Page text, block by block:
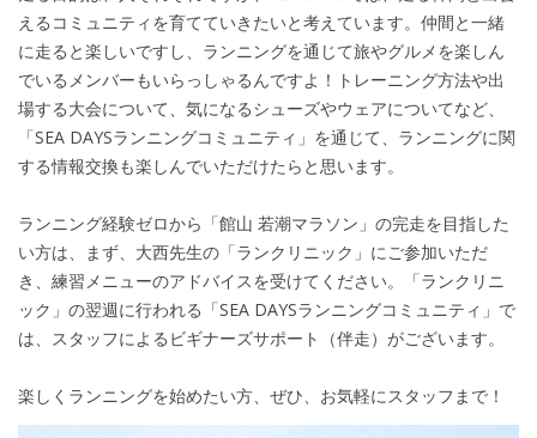
えるコミュニティを育てていきたいと考えています。仲間と一緒
に走ると楽しいですし、ランニングを通じて旅やグルメを楽しん
でいるメンバーもいらっしゃるんですよ！トレーニング方法や出
場する大会について、気になるシューズやウェアについてなど、
「SEA DAYSランニングコミュニティ」を通じて、ランニングに関
する情報交換も楽しんでいただけたらと思います。
ランニング経験ゼロから「館山 若潮マラソン」の完走を目指した
い方は、まず、大西先生の「ランクリニック」にご参加いただ
き、練習メニューのアドバイスを受けてください。「ランクリニ
ック」の翌週に行われる「SEA DAYSランニングコミュニティ」で
は、スタッフによるビギナーズサポート（伴走）がございます。
楽しくランニングを始めたい方、ぜひ、お気軽にスタッフまで！